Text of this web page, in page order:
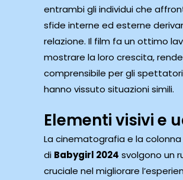
entrambi gli individui che
sfide interne ed esterne
relazione. Il film fa un ottimo
mostrare la loro crescita,
comprensibile per gli
hanno vissuto situazioni simili.
Elementi visivi e
La cinematografia e la
di Babygirl 2024 svolgono un
cruciale nel migliorare